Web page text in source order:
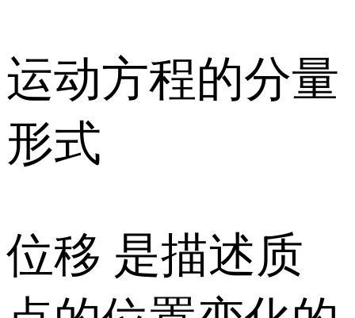
运动方程的分量
形式
位移 是描述质